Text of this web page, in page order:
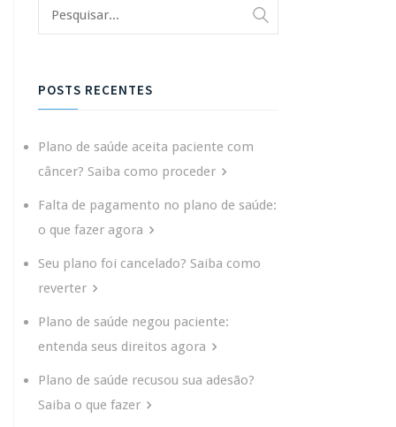
POSTS RECENTES
Plano de saúde aceita paciente com
câncer? Saiba como proceder
Falta de pagamento no plano de saúde:
o que fazer agora
Seu plano foi cancelado? Saiba como
reverter
Plano de saúde negou paciente:
entenda seus direitos agora
Plano de saúde recusou sua adesão?
Saiba o que fazer